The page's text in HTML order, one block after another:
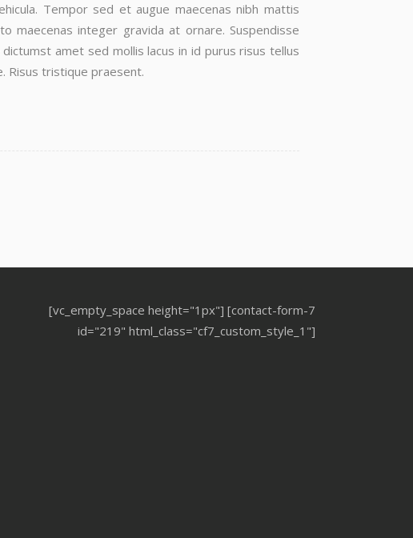
Tempor sed et augue maecenas nibh mattis
maecenas integer gravida at ornare. Suspendisse
amet sed mollis lacus in id purus risus tellus
Risus tristique praesent.
[vc_empty_space height="1px"] [contact-form-7
id="219" html_class="cf7_custom_style_1"]